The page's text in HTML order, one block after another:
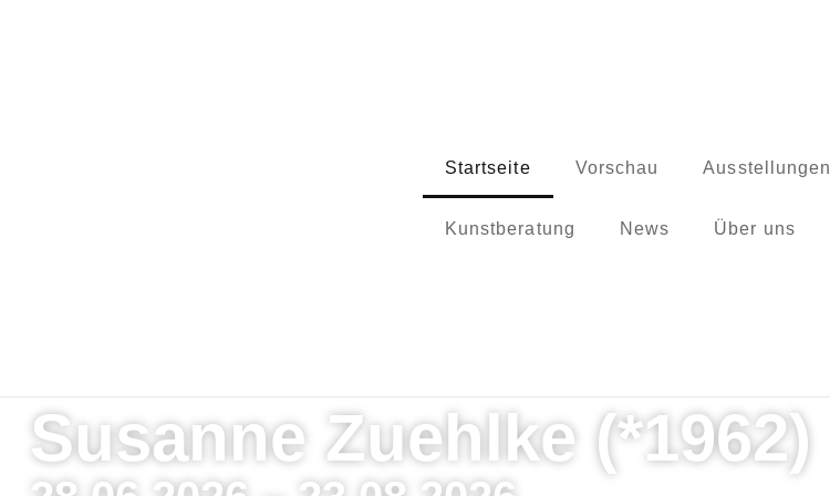
Startseite Vorschau Ausstellungen
Kunstberatung News Über uns
Susanne Zuehlke (*1962)